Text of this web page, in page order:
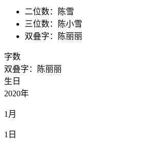
二位数：陈雪
三位数：陈小雪
双叠字：陈丽丽
字数
双叠字：陈丽丽
生日
2020年
1月
1日